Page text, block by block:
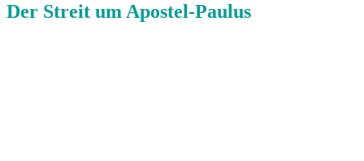
Der Streit um Apostel-Paulus